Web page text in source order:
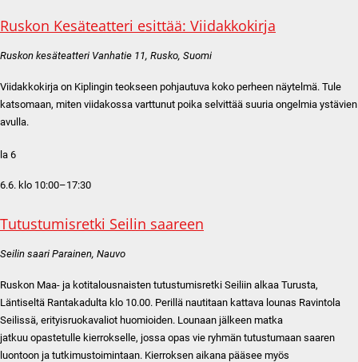
Ruskon Kesäteatteri esittää: Viidakkokirja
Ruskon kesäteatteri Vanhatie 11, Rusko, Suomi
Viidakkokirja on Kiplingin teokseen pohjautuva koko perheen näytelmä. Tule
katsomaan, miten viidakossa varttunut poika selvittää suuria ongelmia ystävien
avulla.
la 6
6.6. klo 10:00–17:30
Tutustumisretki Seilin saareen
Seilin saari Parainen, Nauvo
Ruskon Maa- ja kotitalousnaisten tutustumisretki Seiliin alkaa Turusta,
Läntiseltä Rantakadulta klo 10.00. Perillä nautitaan kattava lounas Ravintola
Seilissä, erityisruokavaliot huomioiden. Lounaan jälkeen matka
jatkuu opastetulle kierrokselle, jossa opas vie ryhmän tutustumaan saaren
luontoon ja tutkimustoimintaan. Kierroksen aikana pääsee myös